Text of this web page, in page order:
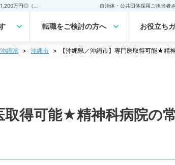
自治体・公共団体採用ご担当者
転職をご検討の方へ お役立ち
沖縄県 沖縄市 【沖縄県／沖縄市】専門医取得可能★精
取得可能★精神科病院の